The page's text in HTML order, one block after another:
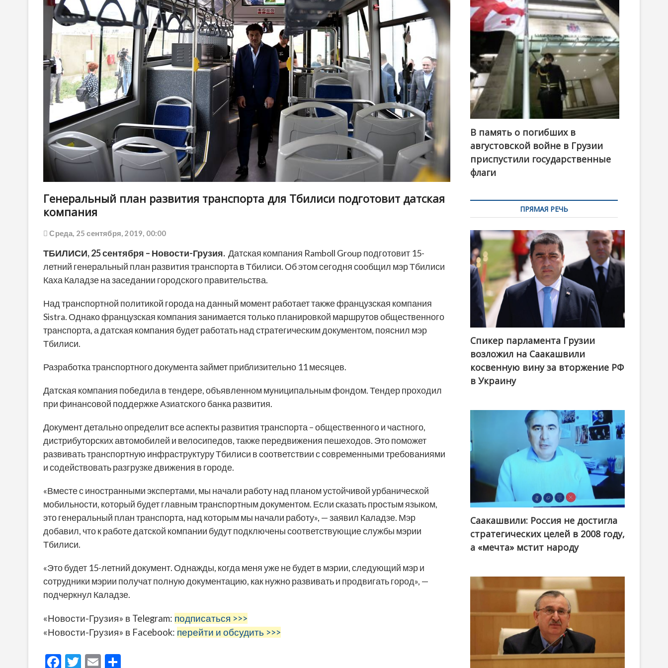
o
n
Генеральный план развития транспорта для Тбилиси подготовит датская
компания
Среда, 25 сентября, 2019, 00:00
ТБИЛИСИ,25сентября – Новости-Грузия. Датская компания Ramboll Group подготовит 15-
летний генеральный план развития транспорта в Тбилиси. Об этом сегодня сообщил мэр Тбилиси
Каха Каладзе на заседании городского правительства.
Над транспортной политикой города на данный момент работает также французская компания
Sistra. Однако французская компания занимается только планировкой маршрутов общественного
транспорта, а датская компания будет работать над стратегическим документом, пояснил мэр
Тбилиси.
Разработка транспортного документа займет приблизительно 11 месяцев.
Датская компания победила в тендере, объявленном муниципальным фондом. Тендер проходил
при финансовой поддержке Азиатского банка развития.
Документ детально определит все аспекты развития транспорта – общественного и частного,
дистрибуторских автомобилей и велосипедов, также передвижения пешеходов. Это поможет
развивать транспортную инфраструктуру Тбилиси в соответствии с современными требованиями
и содействовать разгрузке движения в городе.
«Вместе с иностранными экспертами, мы начали работу над планом устойчивой урбанической
мобильности, который будет главным транспортным документом. Если сказать простым языком,
это генеральный план транспорта, над которым мы начали работу», — заявил Каладзе. Мэр
добавил, что к работе датской компании будут подключены соответствующие службы мэрии
Тбилиси.
«Это будет 15-летний документ. Однажды, когда меня уже не будет в мэрии, следующий мэр и
сотрудники мэрии получат полную документацию, как нужно развивать и продвигать город», —
подчеркнул Каладзе.
«Новости-Грузия» в Telegram: подписаться >>>
«Новости-Грузия» в Facebook: перейти и обсудить >>>
F
T
E
В память о погибших в
августовской войне в Грузии
приспустили государственные
флаги
ПРЯМАЯ РЕЧЬ
Спикер парламента Грузии
возложил на Саакашвили
косвенную вину за вторжение РФ
в Украину
Саакашвили: Россия не достигла
стратегических целей в 2008 году,
а «мечта» мстит народу